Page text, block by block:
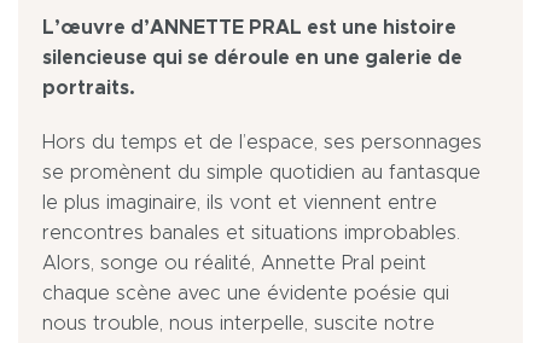
L’œuvre d’ANNETTE PRAL est une histoire
silencieuse qui se déroule en une galerie de
portraits.
Hors du temps et de l’espace, ses personnages
se promènent du simple quotidien au fantasque
le plus imaginaire, ils vont et viennent entre
rencontres banales et situations improbables.
Alors, songe ou réalité, Annette Pral peint
chaque scène avec une évidente poésie qui
nous trouble, nous interpelle, suscite notre